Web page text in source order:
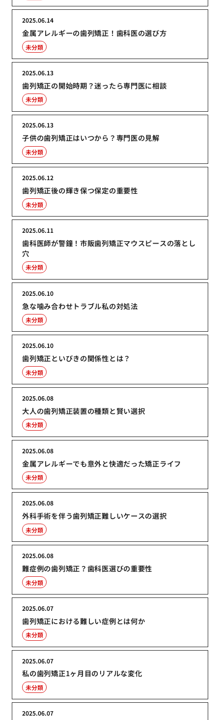
金属アレルギーの歯列矯正！歯科医の選び方
2025.06.14
未分類
歯列矯正の開始時期？迷ったら専門医に相談
2025.06.13
未分類
子供の歯列矯正はいつから？専門医の見解
2025.06.13
未分類
歯列矯正後の輝き保つ保定の重要性
2025.06.12
未分類
歯科医師が警鐘！市販歯列矯正マウスピースの落とし
穴
2025.06.11
未分類
急な噛み合わせトラブル私の対処法
2025.06.10
未分類
歯列矯正といびきの関係性とは？
2025.06.10
未分類
大人の歯列矯正装置の種類と賢い選択
2025.06.08
未分類
金属アレルギーでも意外と快適だった矯正ライフ
2025.06.08
未分類
外科手術を伴う歯列矯正難しいケースの選択
2025.06.08
未分類
難症例の歯列矯正？歯科医選びの重要性
2025.06.08
未分類
歯列矯正における難しい症例とは何か
2025.06.07
未分類
私の歯列矯正1ヶ月目のリアルな変化
2025.06.07
未分類
2025.06.07